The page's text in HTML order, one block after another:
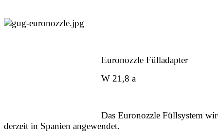
Euronozzle Fülladapter
W 21,8 a
Das Euronozzle Füllsystem
derzeit in Spanien angewendet.